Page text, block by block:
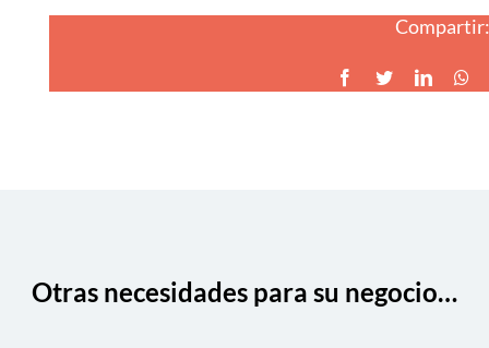
Compartir:
Facebook
Twitter
Otras necesidades para su negocio…